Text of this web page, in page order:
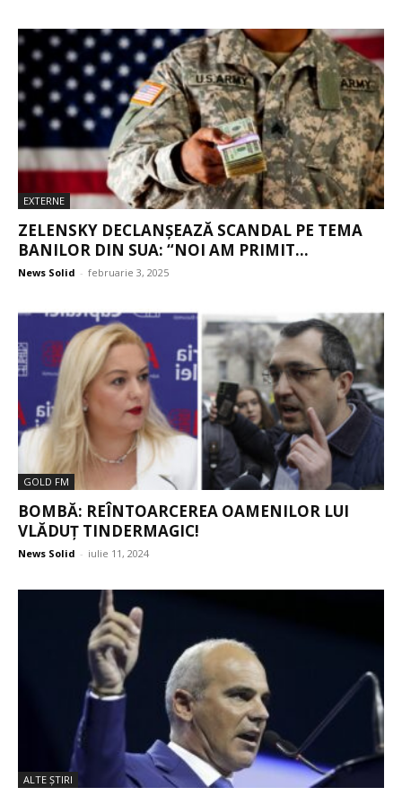
EXTERNE
ZELENSKY DECLANȘEAZĂ SCANDAL PE TEMA
BANILOR DIN SUA: “NOI AM PRIMIT...
News Solid - februarie 3, 2025
GOLD FM
BOMBĂ: REÎNTOARCEREA OAMENILOR LUI
VLĂDUȚ TINDERMAGIC!
News Solid - iulie 11, 2024
ALTE ŞTIRI